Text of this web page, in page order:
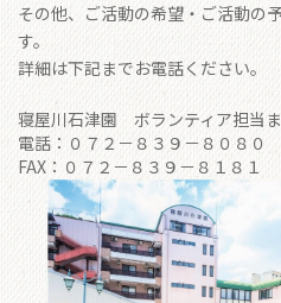
その他、ご活動の希望・ご活動の
す。
詳細は下記までお電話ください。
寝屋川石津園 ボランティア担当
電話：０７２－８３９－８０８０
FAX：０７２－８３９－８１８１